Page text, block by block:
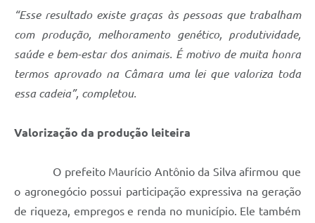
“Esse resultado existe graças às pessoas que trabalham
com produção, melhoramento genético, produtividade,
saúde e bem-estar dos animais. É motivo de muita honra
termos aprovado na Câmara uma lei que valoriza toda
essa cadeia”, completou.
Valorização da produção leiteira
O prefeito Maurício Antônio da Silva afirmou que
o agronegócio possui participação expressiva na geração
de riqueza, empregos e renda no município. Ele também